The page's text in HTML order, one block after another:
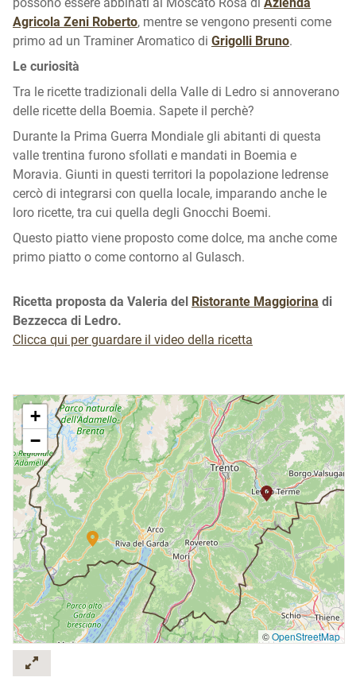
Agricola Zeni Roberto, mentre se vengono presenti come
primo ad un Traminer Aromatico di Grigolli Bruno.
Le curiosità
Tra le ricette tradizionali della Valle di Ledro si annoverano
delle ricette della Boemia. Sapete il perchè?
Durante la Prima Guerra Mondiale gli abitanti di questa
valle trentina furono sfollati e mandati in Boemia e
Moravia. Giunti in questi territori la popolazione ledrense
cercò di integrarsi con quella locale, imparando anche le
loro ricette, tra cui quella degli Gnocchi Boemi.
Questo piatto viene proposto come dolce, ma anche come
primo piatto o come contorno al Gulasch.
Ricetta proposta da Valeria del Ristorante Maggiorina di
Bezzecca di Ledro.
Clicca qui per guardare il video della ricetta
+
−
©OpenStreetMap